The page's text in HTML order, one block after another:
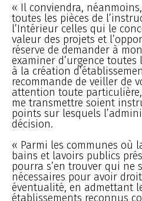
« Il conviendra,
toutes les pièces de
l’Intérieur celles qui le
valeur des projets et
réserve de demander à
examiner d’urgence
à la création
recommande de veiller de
attention toute
me transmettre soient
points sur lesquels
décision.
« Parmi les communes où
bains et lavoirs publics
pourra s’en trouver qui ne
nécessaires pour avoir
éventualité, en admettant
établissements reconnus